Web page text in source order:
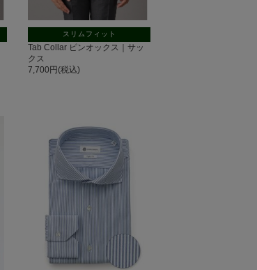
スリムフィット
Tab Collar ピンオックス｜サッ
クス
7,700円(税込)